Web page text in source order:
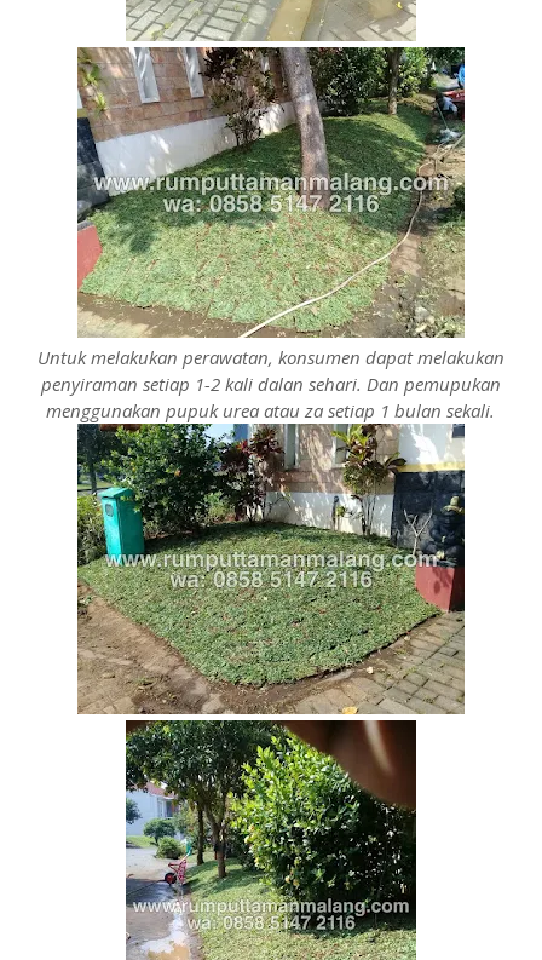
Untuk melakukan perawatan, konsumen dapat melakukan
penyiraman setiap 1-2 kali dalan sehari. Dan pemupukan
menggunakan pupuk urea atau za setiap 1 bulan sekali.